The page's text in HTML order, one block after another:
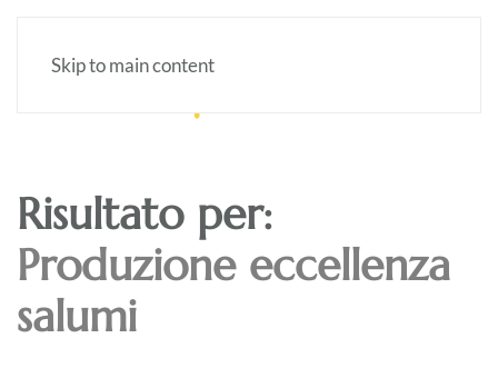
Skip to main content
Risultato per:
Produzione eccellenza
salumi